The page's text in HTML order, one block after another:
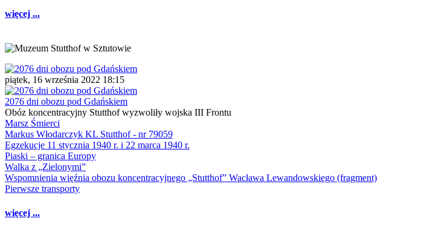
więcej ...
piątek, 16 września 2022 18:15
2076 dni obozu pod Gdańskiem
Obóz koncentracyjny Stutthof wyzwoliły wojska III Frontu
Marsz Śmierci
Markus Włodarczyk KL Stutthof - nr 79059
Egzekucje 11 stycznia 1940 r. i 22 marca 1940 r.
Piaski – granica Europy
Walka z „Zielonymi”
Wspomnienia więźnia obozu koncentracyjnego „Stutthof” Wacława Lewandowskiego (fragment)
Pierwsze transporty
więcej ...